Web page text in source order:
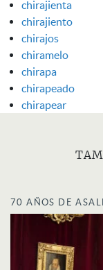
chirajienta
chirajiento
chirajos
chiramelo
chirapa
chirapeado
chirapear
70 AÑOS DE